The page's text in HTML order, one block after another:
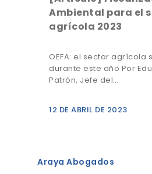
Ambiental para el
agrícola 2023
OEFA: el sector agrícola
durante este año Por
Patrón, Jefe del…
12 DE ABRIL DE 2023
Araya Abogados